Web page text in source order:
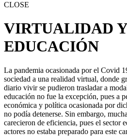
CLOSE
VIRTUALIDAD Y
EDUCACIÓN
La pandemia ocasionada por el Covid
sociedad a una realidad virtual, donde
diario vivir se pudieron trasladar a
educación no fue la excepción, pues a
económica y política ocasionada por
no podía detenerse. Sin embargo,
carecieron de eficiencia, pues el sector
actores no estaba preparado para este